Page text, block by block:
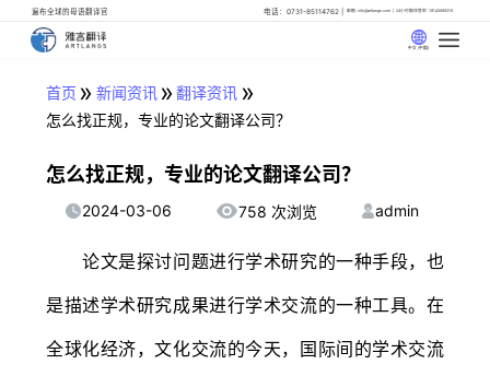
遍布全球的母语翻译官 电话：0731-85114762 邮箱: info@artlangs.com 24小时翻译管家: 18142666316
中文 (中国)
首页 » 新闻资讯» 翻译资讯 »
怎么找正规，专业的论文翻译公司？
怎么找正规，专业的论文翻译公司？
2024-03-06 758 次浏览 admin
论文是探讨问题进行学术研究的一种手段，也
是描述学术研究成果进行学术交流的一种工具。在
全球化经济，文化交流的今天，国际间的学术交流